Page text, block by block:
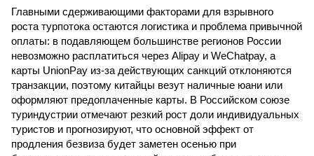
Главными сдерживающими факторами для взрывного
роста турпотока остаются логистика и проблема привычной
оплаты: в подавляющем большинстве регионов России
невозможно расплатиться через Alipay и WeChatpay, а
карты UnionPay из-за действующих санкций отклоняются
транзакции, поэтому китайцы везут наличные юани или
оформляют предоплаченные карты. В Российском союзе
туриндустрии отмечают резкий рост доли индивидуальных
туристов и прогнозируют, что основной эффект от
продления безвиза будет заметен осенью при